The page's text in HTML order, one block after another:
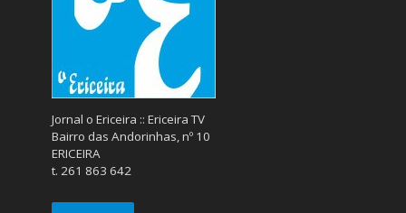
Jornal o Ericeira :: Ericeira TV
Bairro das Andorinhas, nº 10
ERICEIRA
t. 261 863 642